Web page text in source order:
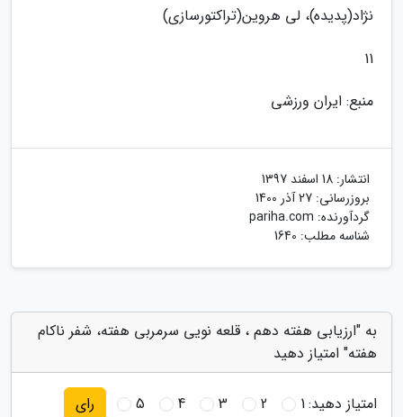
نژاد(پدیده)، لی هروین(تراکتورسازی)
11
منبع: ایران ورزشی
انتشار: 18 اسفند 1397
بروزرسانی: 27 آذر 1400
گردآورنده: pariha.com
شناسه مطلب: 1640
به "ارزیابی هفته دهم ، قلعه نویی سرمربی هفته، شفر ناکام
هفته" امتیاز دهید
امتیاز دهید:1
2
3
4
5 رای